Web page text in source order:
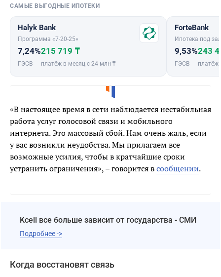
САМЫЕ ВЫГОДНЫЕ ИПОТЕКИ
Halyk Bank
Программа «7-20-25»
7,24%
ГЭСВ
215 719 ₸
платёж в месяц с 24 млн ₸
ForteBank
Ипотека под
9,53%
ГЭСВ
243
платёж
«В настоящее время в сети наблюдается нестабильная
работа услуг голосовой связи и мобильного
интернета. Это массовый сбой. Нам очень жаль, если
у вас возникли неудобства. Мы прилагаем все
возможные усилия, чтобы в кратчайшие сроки
устранить ограничения», – говорится всообщении.
Kcell все больше зависит от государства - СМИ
Подробнее ->
Когда восстановят связь